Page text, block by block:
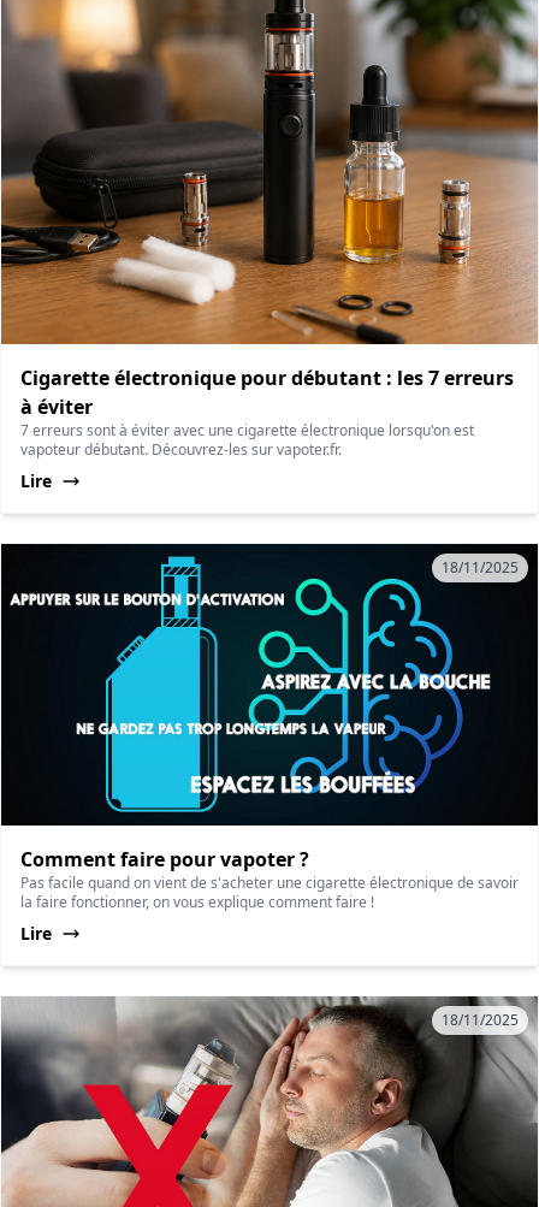
Cigarette électronique pour débutant : les 7 erreurs
à éviter
7 erreurs sont à éviter avec une cigarette électronique lorsqu'on est
vapoteur débutant. Découvrez-les sur vapoter.fr.
Lire
18/11/2025
Comment faire pour vapoter ?
Pas facile quand on vient de s'acheter une cigarette électronique de savoir
la faire fonctionner, on vous explique comment faire !
Lire
18/11/2025